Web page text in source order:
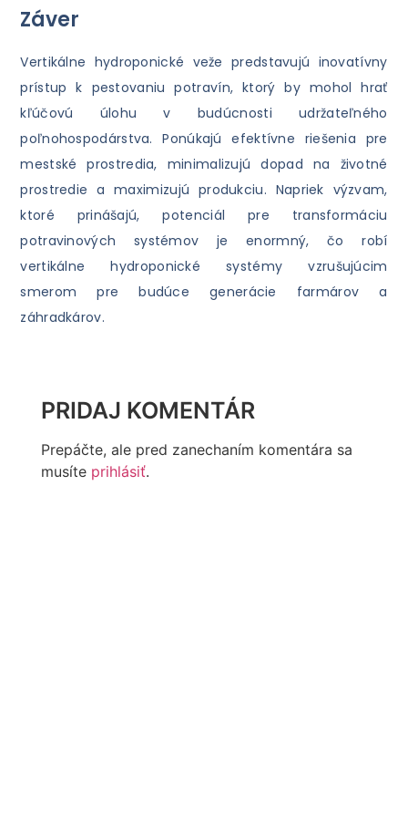
Záver
Vertikálne hydroponické veže predstavujú inovatívny
prístup k pestovaniu potravín, ktorý by mohol hrať
kľúčovú úlohu v budúcnosti udržateľného
poľnohospodárstva. Ponúkajú efektívne riešenia pre
mestské prostredia, minimalizujú dopad na životné
prostredie a maximizujú produkciu. Napriek výzvam,
ktoré prinášajú, potenciál pre transformáciu
potravinových systémov je enormný, čo robí
vertikálne hydroponické systémy vzrušujúcim
smerom pre budúce generácie farmárov a
záhradkárov.
PRIDAJ KOMENTÁR
Prepáčte, ale pred zanechaním komentára sa
musíte prihlásiť.